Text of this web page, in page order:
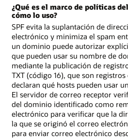
¿Qué es el marco de políticas
cómo lo uso?
SPF evita la suplantación de
electrónico y minimiza el spam
un dominio puede autorizar
que pueden usar su nombre de
mediante la publicación de
TXT (código 16), que son
declaran qué hosts pueden usar
El servidor de correo receptor
del dominio identificado como
electrónico para verificar que la
la que se originó el correo
para enviar correo electrónico